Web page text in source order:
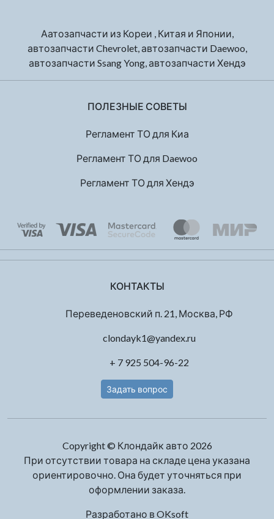
Аатозапчасти из Кореи , Китая и Японии,
автозапчасти Chevrolet, автозапчасти Daewoo,
автозапчасти Ssang Yong, автозапчасти Хендэ
ПОЛЕЗНЫЕ СОВЕТЫ
Регламент ТО для Киа
Регламент ТО для Daewoo
Регламент ТО для Хендэ
КОНТАКТЫ
Переведеновский п. 21, Москва, РФ
clondayk1@yandex.ru
+ 7 925 504-96-22
Задать вопрос
Copyright © Клондайк авто 2026
При отсутствии товара на складе цена указана
ориентировочно. Она будет уточняться при
оформлении заказа.
Разработано в OKsoft